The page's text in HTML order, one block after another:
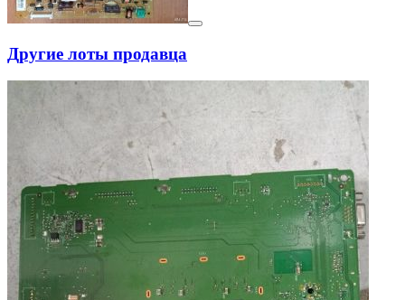
Другие лоты продавца